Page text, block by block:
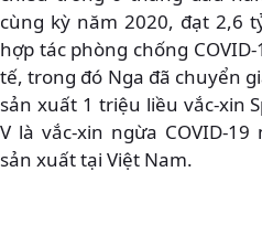
cùng kỳ năm 2020, đạt 2,6
hợp tác phòng chống
tế, trong đó Nga đã chuyển
sản xuất 1 triệu liều vắc-xin
V là vắc-xin ngừa COVID-
sản xuất tại Việt Nam.